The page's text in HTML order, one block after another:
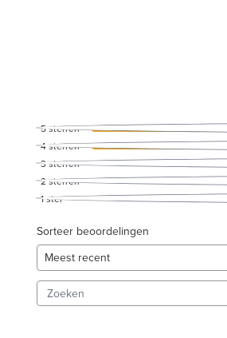
5sterren
4sterren
3 sterren
2sterren
1ster
Sorteer beoordelingen